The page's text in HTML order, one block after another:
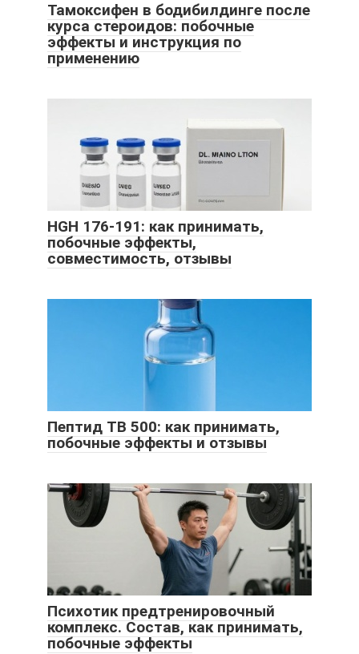
Тамоксифен в бодибилдинге после
курса стероидов: побочные
эффекты и инструкция по
применению
HGH 176-191: как принимать,
побочные эффекты,
совместимость, отзывы
Пептид TB 500: как принимать,
побочные эффекты и отзывы
Психотик предтренировочный
комплекс. Состав, как принимать,
побочные эффекты